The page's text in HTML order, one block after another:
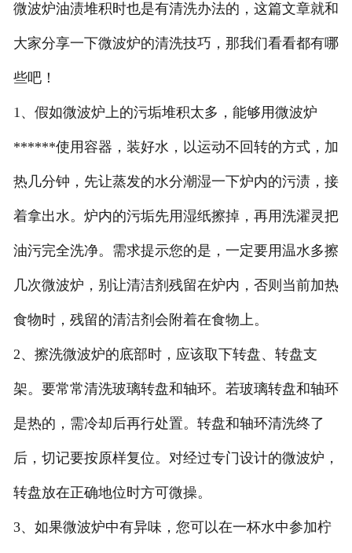
微波炉油渍堆积时也是有清洗办法的，这篇文章就和
大家分享一下微波炉的清洗技巧，那我们看看都有哪
些吧！
1、假如微波炉上的污垢堆积太多，能够用微波炉
******使用容器，装好水，以运动不回转的方式，加
热几分钟，先让蒸发的水分潮湿一下炉内的污渍，接
着拿出水。炉内的污垢先用湿纸擦掉，再用洗濯灵把
油污完全洗净。需求提示您的是，一定要用温水多擦
几次微波炉，别让清洁剂残留在炉内，否则当前加热
食物时，残留的清洁剂会附着在食物上。
2、擦洗微波炉的底部时，应该取下转盘、转盘支
架。要常常清洗玻璃转盘和轴环。若玻璃转盘和轴环
是热的，需冷却后再行处置。转盘和轴环清洗终了
后，切记要按原样复位。对经过专门设计的微波炉，
转盘放在正确地位时方可微操。
3、如果微波炉中有异味，您可以在一杯水中参加柠